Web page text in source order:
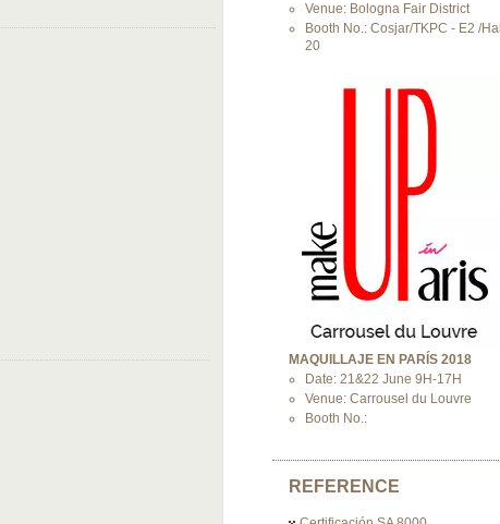
Venue: Bologna Fair District
Booth No.: Cosjar/TKPC - E2 /Hall
20
MAQUILLAJE EN PARÍS 2018
Date: 21&22 June 9H-17H
Venue: Carrousel du Louvre
Booth No.:
REFERENCE